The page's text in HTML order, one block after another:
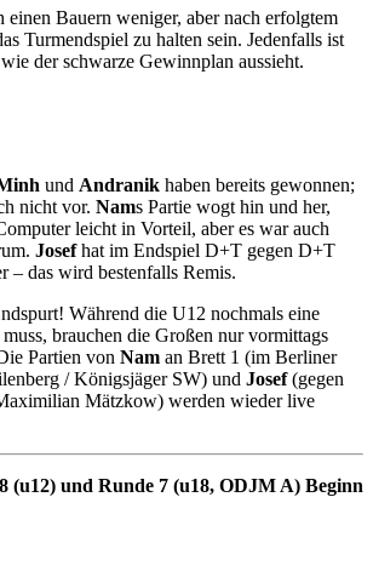
Bauern weniger, aber nach erfolgtem
Turmendspiel zu halten sein. Jedenfalls ist
der schwarze Gewinnplan aussieht.
und Andranik haben bereits gewonnen;
nicht vor. Nams Partie wogt hin und her,
leicht in Vorteil, aber es war auch
Josefhat im Endspiel D+T gegen D+T
– das wird bestenfalls Remis.
Während die U12 nochmals eine
brauchen die Großen nur vormittags
Partien von Nam an Brett 1 (im Berliner
/ Königsjäger SW) und Josef(gegen
Mätzkow) werden wieder live
(u12) und Runde 7 (u18, ODJM A) Beginn